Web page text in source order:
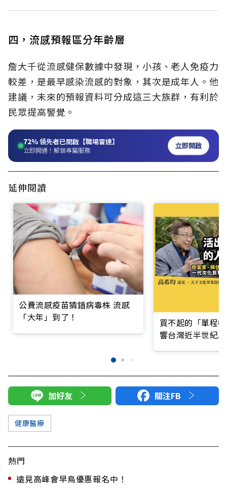
四，流感預報區分年齡層
詹大千從流感健保數據中發現，小孩、老人免疫力
較差，是最早感染流感的對象，其次是成年人。他
建議，未來的預報資料可分成這三大族群，有利於
民眾提高警覺。
72%領先者已開啟【職場雷達】
立即開通！解鎖專屬服務 立即開啟
延伸閱讀
公費流感疫苗猜錯病毒株 流感
「大年」到了！
買不起的「單程
響台灣近半世紀
加好友 關注FB
健康醫療
熱門
遠見高峰會早鳥優惠報名中！